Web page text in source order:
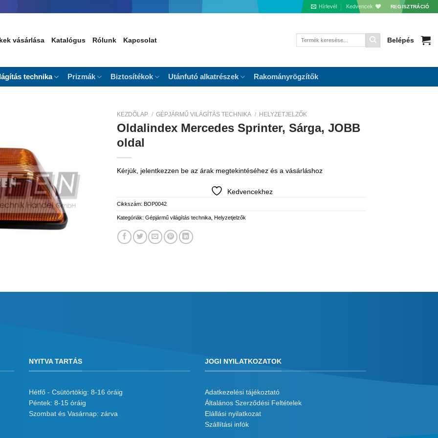
Hírlevél Kedvencek REGISZTRÁCIÓ
vásárlása Katalógus Rólunk Kapcsolat
Keresés
Belépés
technika Prizmák Biztosítékok Utánfutó alkatrészek Rakományrögzítők
KEZDŐLAP / GÉPJÁRMŰ VILÁGÍTÁS TECHNIKA / HELYZETJELZŐK
Oldalindex Mercedes Sprinter, Sárga, JOBB
oldal
Kérjük, jelentkezzen be az árak megtekintéséhez és a vásárláshoz
Kedvencekhez
Cikkszám: BOP0042
Kategóriák: Gépjármű világítás technika Helyzetjelzők
NYITVA TARTÁS
Hétfő - Csütörtökig: 8-16 óráig
Péntek: 8-15 óráig
Szombat és Vasárnap: zárva
JOGI NYILATKOZATOK
Adatkezelési tájékoztató
Általános Szerződési Feltételek
Elállási nyilatkozat
Szállítási infók